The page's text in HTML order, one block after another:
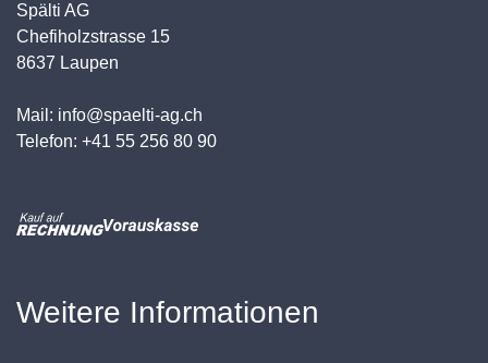
Spälti AG
Chefiholzstrasse 15
8637 Laupen
Mail: info@spaelti-ag.ch
Telefon: +41 55 256 80 90
Weitere Informationen